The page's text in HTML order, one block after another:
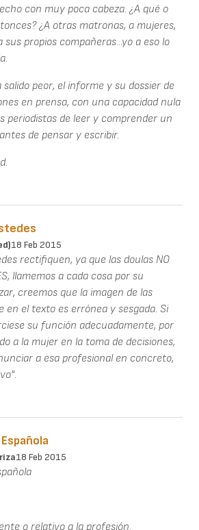
con muy poca cabeza. ¿A qué o
¿A otras matronas, a mujeres,
sus propios compañeras...yo a eso lo
peor, el informe y su dossier de
en prensa, con una capacidad nula
periodistas de leer y comprender un
de pensar y escribir.
18 Feb 2015
rectifiquen, ya que las doulas NO
llamemos a cada cosa por su
creemos que la imagen de las
en el texto es errónea y sesgada. Si
su función adecuadamente, por
a la mujer en la toma de decisiones,
a esa profesional en concreto,
18 Feb 2015
o relativo a la profesión.